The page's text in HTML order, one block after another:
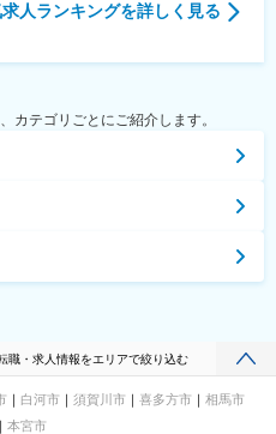
人ランキングを詳しく見る
カテゴリごとにご紹介します。
職・求人情報をエリアで絞り込む
白河市 須賀川市 喜多方市
相馬市
本宮市